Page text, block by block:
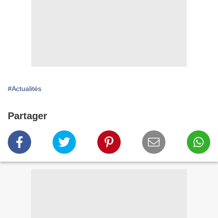
#Actualités
Partager